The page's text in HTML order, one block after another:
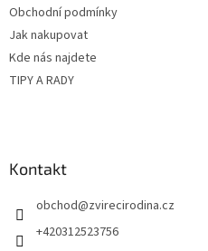
Obchodní podmínky
Jak nakupovat
Kde nás najdete
TIPY A RADY
Kontakt
obchod@zvirecirodina.cz
+420312523756